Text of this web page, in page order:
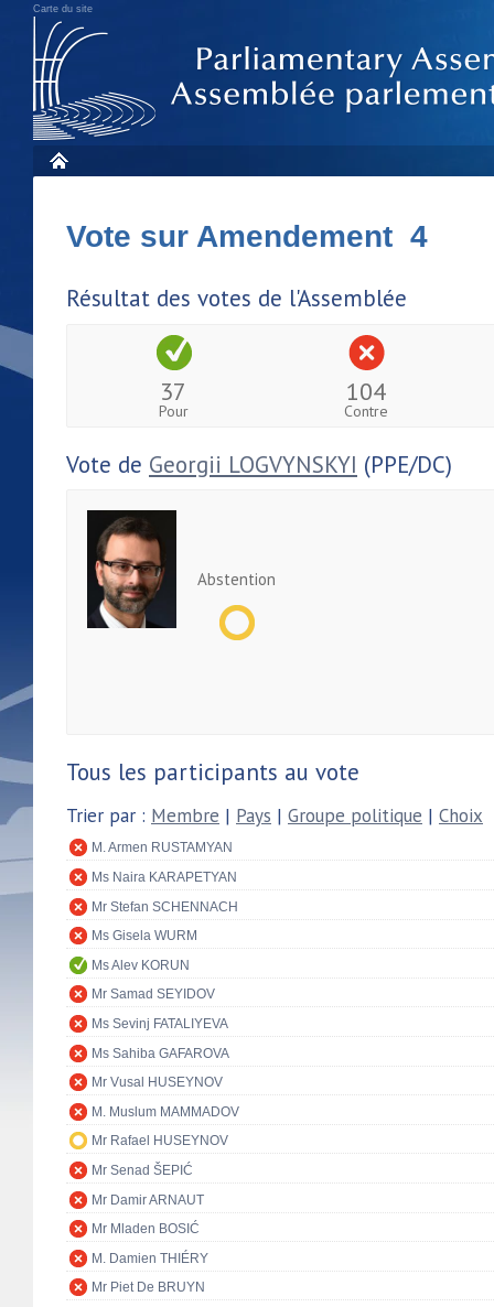
Carte du site
Vote sur Amendement 4
Résultat des votes de l'Assemblée
37
Pour
104
Contre
Vote de Georgii LOGVYNSKYI (PPE/DC)
Abstention
Tous les participants au vote
Trier par : Membre | Pays | Groupe politique | Choix
M. Armen RUSTAMYAN
Ms Naira KARAPETYAN
Mr Stefan SCHENNACH
Ms Gisela WURM
Ms Alev KORUN
Mr Samad SEYIDOV
Ms Sevinj FATALIYEVA
Ms Sahiba GAFAROVA
Mr Vusal HUSEYNOV
M. Muslum MAMMADOV
Mr Rafael HUSEYNOV
Mr Senad ŠEPIĆ
Mr Damir ARNAUT
Mr Mladen BOSIĆ
M. Damien THIÉRY
Mr Piet De BRUYN